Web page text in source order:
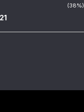
(38%)
21